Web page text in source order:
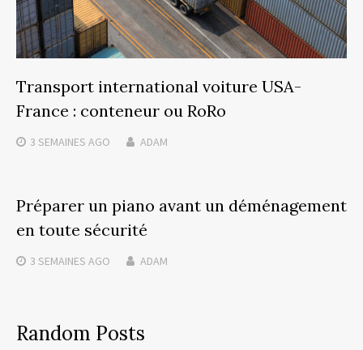
Transport international voiture USA-
France : conteneur ou RoRo
3 SEMAINES AGO ADAM
Préparer un piano avant un déménagement
en toute sécurité
3 SEMAINES AGO ADAM
Random Posts